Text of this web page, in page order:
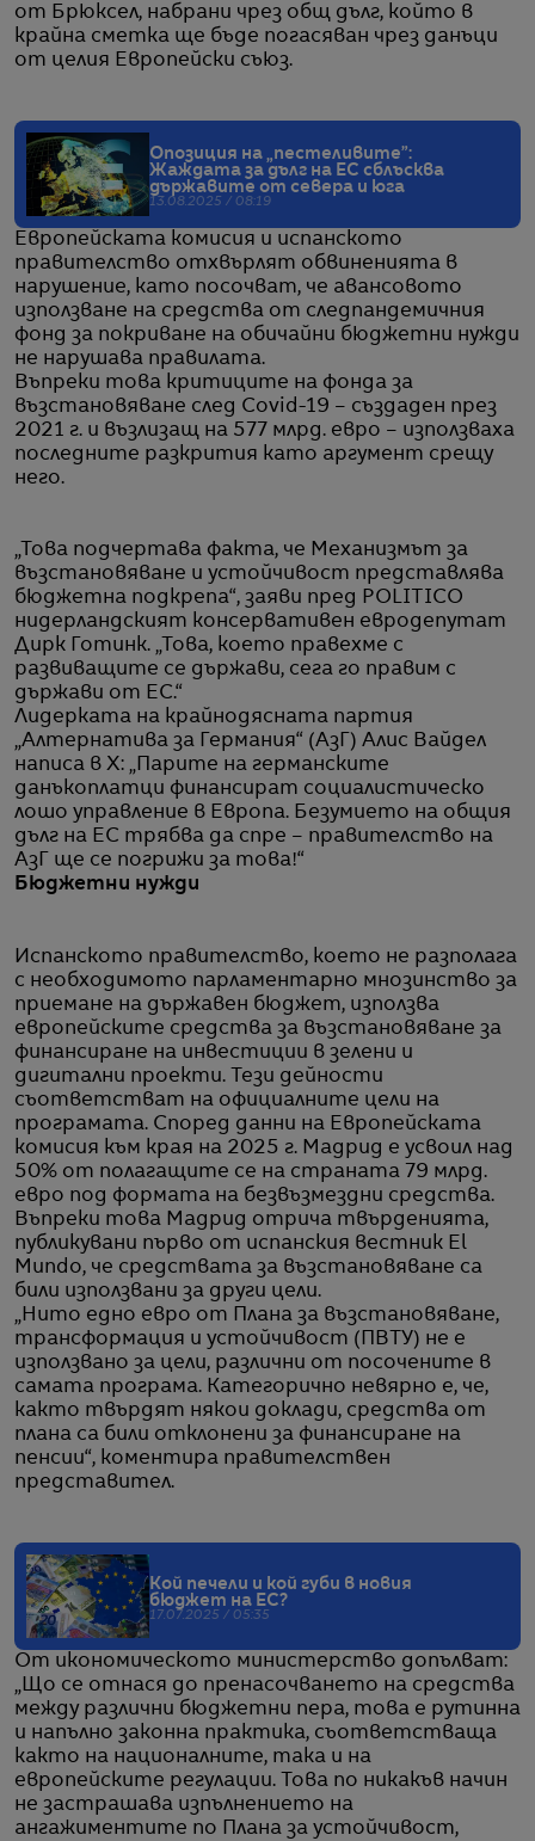
от Брюксел, набрани чрез общ дълг, който в
крайна сметка ще бъде погасяван чрез данъци
от целия Европейски съюз.
Опозиция на „пестеливите”:
Жаждата за дълг на ЕС сблъсква
държавите от севера и юга
13.08.2025 / 08:19
Европейската комисия и испанското
правителство отхвърлят обвиненията в
нарушение, като посочват, че авансовото
използване на средства от следпандемичния
фонд за покриване на обичайни бюджетни нужди
не нарушава правилата.
Въпреки това критиците на фонда за
възстановяване след Covid-19 – създаден през
2021 г. и възлизащ на 577 млрд. евро – използваха
последните разкрития като аргумент срещу
него.
„Това подчертава факта, че Механизмът за
възстановяване и устойчивост представлява
бюджетна подкрепа“, заяви пред POLITICO
нидерландският консервативен евродепутат
Дирк Готинк. „Това, което правехме с
развиващите се държави, сега го правим с
държави от ЕС.“
Лидерката на крайнодясната партия
„Алтернатива за Германия“ (АзГ) Алис Вайдел
написа в X: „Парите на германските
данъкоплатци финансират социалистическо
лошо управление в Европа. Безумието на общия
дълг на ЕС трябва да спре – правителство на
АзГ ще се погрижи за това!“
Бюджетни нужди
Испанското правителство, което не разполага
с необходимото парламентарно мнозинство за
приемане на държавен бюджет, използва
европейските средства за възстановяване за
финансиране на инвестиции в зелени и
дигитални проекти. Тези дейности
съответстват на официалните цели на
програмата. Според данни на Европейската
комисия към края на 2025 г. Мадрид е усвоил над
50% от полагащите се на страната 79 млрд.
евро под формата на безвъзмездни средства.
Въпреки това Мадрид отрича твърденията,
публикувани първо от испанския вестник El
Mundo, че средствата за възстановяване са
били използвани за други цели.
„Нито едно евро от Плана за възстановяване,
трансформация и устойчивост (ПВТУ) не е
използвано за цели, различни от посочените в
самата програма. Категорично невярно е, че,
както твърдят някои доклади, средства от
плана са били отклонени за финансиране на
пенсии“, коментира правителствен
представител.
Кой печели и кой губи в новия
бюджет на ЕС?
17.07.2025 / 05:35
От икономическото министерство допълват:
„Що се отнася до пренасочването на средства
между различни бюджетни пера, това е рутинна
и напълно законна практика, съответстваща
както на националните, така и на
европейските регулации. Това по никакъв начин
не застрашава изпълнението на
ангажиментите по Плана за устойчивост,